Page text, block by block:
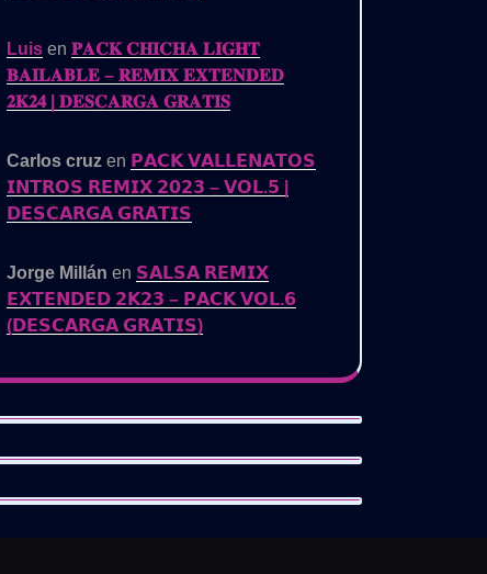
Luis en 𝐏𝐀𝐂𝐊 𝐂𝐇𝐈𝐂𝐇𝐀 𝐋𝐈𝐆𝐇𝐓
𝐁𝐀𝐈𝐋𝐀𝐁𝐋𝐄 – 𝐑𝐄𝐌𝐈𝐗 𝐄𝐗𝐓𝐄𝐍𝐃𝐄𝐃
𝟐𝐊𝟐𝟒 | 𝐃𝐄𝐒𝐂𝐀𝐑𝐆𝐀 𝐆𝐑𝐀𝐓𝐈𝐒
Carlos cruz en 𝗣𝗔𝗖𝗞 𝗩𝗔𝗟𝗟𝗘𝗡𝗔𝗧𝗢𝗦
𝗜𝗡𝗧𝗥𝗢𝗦 𝗥𝗘𝗠𝗜𝗫 𝟮𝟬𝟮𝟯 – 𝗩𝗢𝗟.𝟱 |
𝗗𝗘𝗦𝗖𝗔𝗥𝗚𝗔 𝗚𝗥𝗔𝗧𝗜𝗦
Jorge Millán en 𝗦𝗔𝗟𝗦𝗔 𝗥𝗘𝗠𝗜𝗫
𝗘𝗫𝗧𝗘𝗡𝗗𝗘𝗗 𝟮𝗞𝟮𝟯 – 𝗣𝗔𝗖𝗞 𝗩𝗢𝗟.𝟲
(𝗗𝗘𝗦𝗖𝗔𝗥𝗚𝗔 𝗚𝗥𝗔𝗧𝗜𝗦)